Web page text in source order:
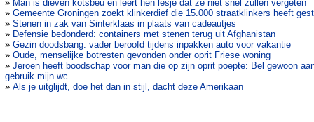
» Man is dieven kotsbeu en leert hen lesje dat ze niet snel zullen vergeten
» Gemeente Groningen zoekt klinkerdief die 15.000 straatklinkers heeft
» Stenen in zak van Sinterklaas in plaats van cadeautjes
» Defensie bedonderd: containers met stenen terug uit Afghanistan
» Gezin doodsbang: vader beroofd tijdens inpakken auto voor vakantie
» Oude, menselijke botresten gevonden onder oprit Friese woning
» Jeroen heeft boodschap voor man die op zijn oprit poepte: Bel gewoon
gebruik mijn wc
» Als je uitglijdt, doe het dan in stijl, dacht deze Amerikaan